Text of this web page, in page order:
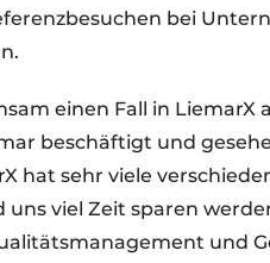
bei
einen Fall in
beschäftigt und
hat sehr viele
uns viel Zeit sparen
und